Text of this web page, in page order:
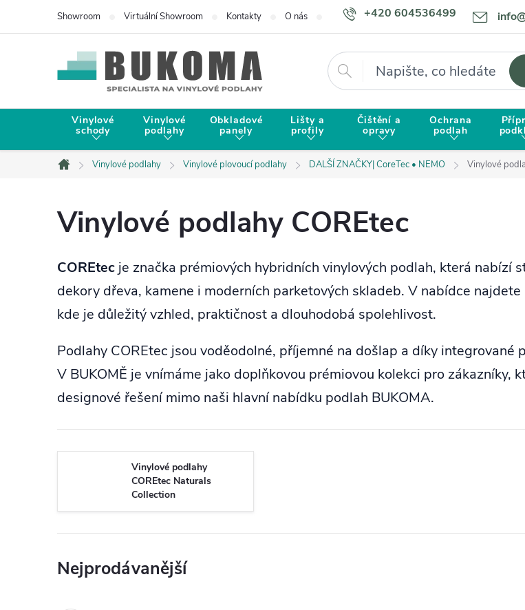
+420 604536499
Showroom Virtuální Showroom Kontakty O nás Doprava a platba Proč zvolit BUKOMU?
Hledat
Vinylové
schody
Vinylové
podlahy
Obkladové
panely
Lišty a
profily
Čištění a
opravy
Ochrana
podlah
Domů
Vinylové podlahy Vinylové plovoucí podlahy DALŠÍ ZNAČKY| CoreTec • NEMO Vinylové
Vinylové podlahy COREtec
COREtec je značka prémiových hybridních vinylových podlah, která nabízí
dekory dřeva, kamene i moderních parketových skladeb. V nabídce
kde je důležitý vzhled, praktičnost a dlouhodobá spolehlivost.
Podlahy COREtec jsou voděodolné, příjemné na došlap a díky
V BUKOMĚ je vnímáme jako doplňkovou prémiovou kolekci pro
designové řešení mimo naši hlavní nabídku podlah BUKOMA.
Vinylové podlahy
COREtec Naturals
Collection
Nejprodávanější